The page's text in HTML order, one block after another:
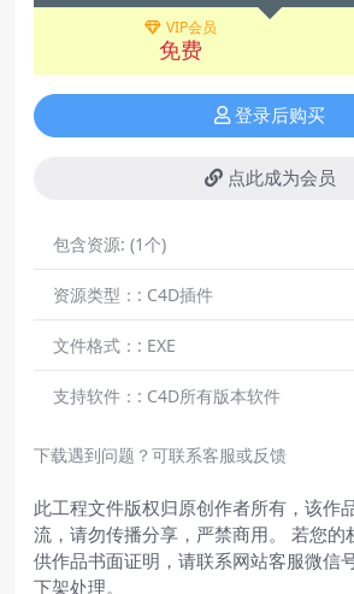
VIP会员
免费
登录后购买
点此成为会员
包含资源: (1个)
资源类型：: C4D插件
文件格式：: EXE
支持软件：: C4D所有版本软件
下载遇到问题？可联系客服或反馈
此工程文件版权归原创作者所有，该作
流，请勿传播分享，严禁商用。 若您的
供作品书面证明，请联系网站客服微信
下架处理。